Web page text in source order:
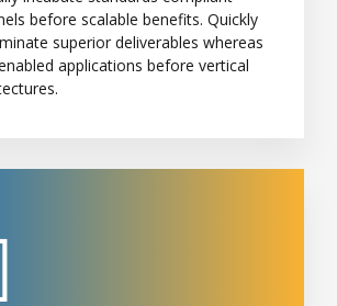
before scalable benefits. Quickly
superior deliverables whereas
applications before vertical